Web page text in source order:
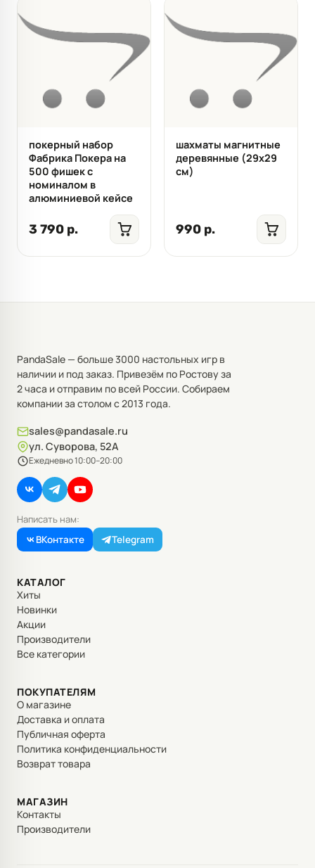
покерный набор
Фабрика Покера на
500 фишек с
номиналом в
алюминиевой кейсе
3 790 р.
шахматы магнитные
деревянные (29x29
см)
990 р.
PandaSale — больше 3000 настольных игр в
наличии и под заказ. Привезём по Ростову за
2 часа и отправим по всей России. Собираем
компании за столом с 2013 года.
sales@pandasale.ru
ул. Суворова, 52А
Ежедневно 10:00–20:00
Написать нам:
ВКонтакте
Telegram
КАТАЛОГ
Хиты
Новинки
Акции
Производители
Все категории
ПОКУПАТЕЛЯМ
О магазине
Доставка и оплата
Публичная оферта
Политика конфиденциальности
Возврат товара
МАГАЗИН
Контакты
Производители